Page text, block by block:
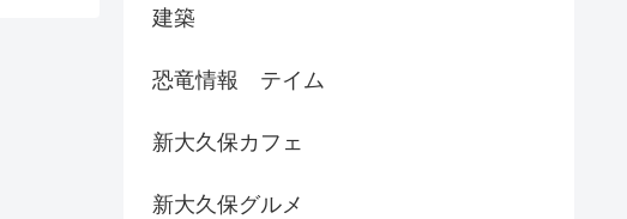
建築
恐竜情報 テイム
新大久保カフェ
新大久保グルメ